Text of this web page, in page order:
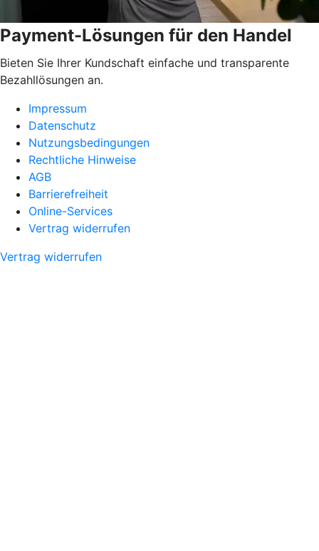
Payment-Lösungen für den Handel
Bieten Sie Ihrer Kundschaft einfache und transparente
Bezahllösungen an.
Impressum
Datenschutz
Nutzungsbedingungen
Rechtliche Hinweise
AGB
Barrierefreiheit
Online-Services
Vertrag widerrufen
Vertrag widerrufen